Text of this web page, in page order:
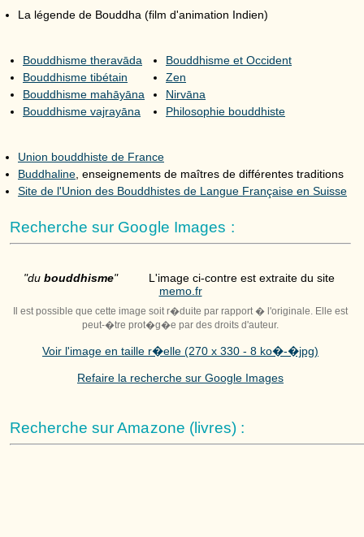
La légende de Bouddha (film d'animation Indien)
Bouddhisme theravāda
Bouddhisme tibétain
Bouddhisme mahāyāna
Bouddhisme vajrayāna
Bouddhisme et Occident
Zen
Nirvāna
Philosophie bouddhiste
Union bouddhiste de France
Buddhaline , enseignements de maîtres de différentes traditions
Site de l'Union des Bouddhistes de Langue Française en Suisse
Recherche sur Google Images :
"du bouddhisme"
L'image ci-contre est extraite du site
memo.fr
Il est possible que cette image soit r�duite par rapport � l'originale. Elle est
peut-�tre prot�g�e par des droits d'auteur.
Voir l'image en taille r�elle (270 x 330 - 8 ko�-�jpg)
Refaire la recherche sur Google Images
Recherche sur Amazone (livres) :